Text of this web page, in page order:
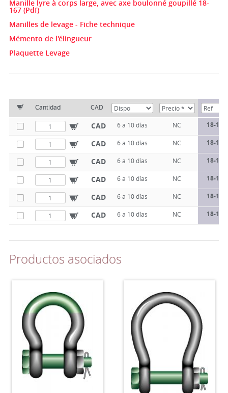
Manille lyre à corps large, avec axe boulonné goupillé 18-
167 (Pdf)
Manilles de levage - Fiche technique
Mémento de l'élingueur
Plaquette Levage
Cantidad CAD
CAD 6 a 10 días NC 18-
CAD 6 a 10 días NC 18-
CAD 6 a 10 días NC 18-
CAD 6 a 10 días NC 18-
CAD 6 a 10 días NC 18-
CAD 6 a 10 días NC 18-
Productos asociados